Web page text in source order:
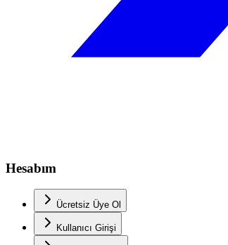
Hesabım
Ücretsiz Üye Ol
Kullanıcı Girişi